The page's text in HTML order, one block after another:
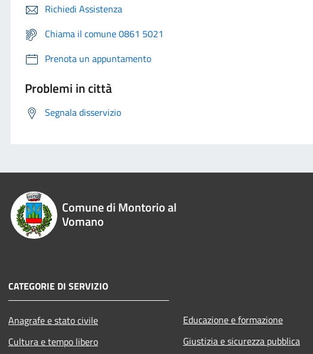
Richiedi Assistenza
Chiama il comune 0861 5021
Prenota un appuntamento
Problemi in città
Segnala disservizio
Comune di Montorio al
Vomano
CATEGORIE DI SERVIZIO
Anagrafe e stato civile
Cultura e tempo libero
Educazione e formazione
Giustizia e sicurezza pubblica